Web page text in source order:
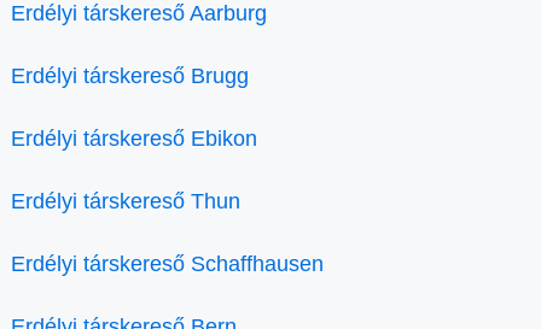
Erdélyi társkereső Aarburg
Erdélyi társkereső Brugg
Erdélyi társkereső Ebikon
Erdélyi társkereső Thun
Erdélyi társkereső Schaffhausen